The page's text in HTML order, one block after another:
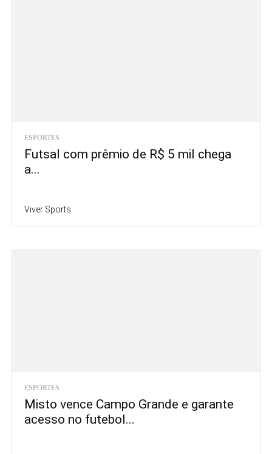
ESPORTES
Futsal com prêmio de R$ 5 mil chega
a...
Viver Sports
ESPORTES
Misto vence Campo Grande e garante
acesso no futebol...